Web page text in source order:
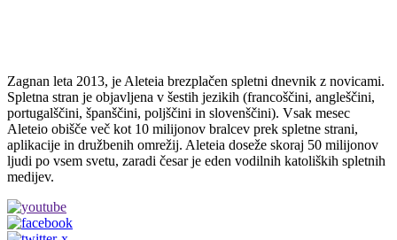
Zagnan leta 2013, je Aleteia brezplačen spletni dnevnik z novicami.
Spletna stran je objavljena v šestih jezikih (francoščini, angleščini,
portugalščini, španščini, poljščini in slovenščini). Vsak mesec
Aleteio obišče več kot 10 milijonov bralcev prek spletne strani,
aplikacije in družbenih omrežij. Aleteia doseže skoraj 50 milijonov
ljudi po vsem svetu, zaradi česar je eden vodilnih katoliških spletnih
medijev.